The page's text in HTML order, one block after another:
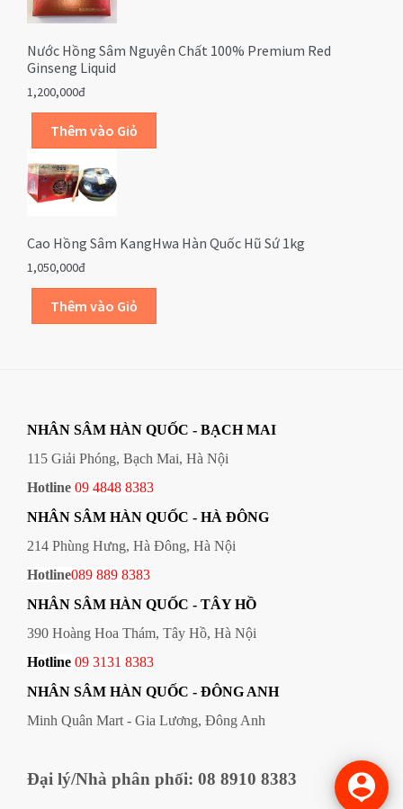
Nước Hồng Sâm Nguyên Chất 100% Premium Red
Ginseng Liquid
1,200,000đ
Cao Hồng Sâm KangHwa Hàn Quốc Hũ Sứ 1kg
1,050,000đ
NHÂN SÂM HÀN QUỐC - BẠCH MAI
115 Giải Phóng, Bạch Mai, Hà Nội
Hotline 09 4848 8383
NHÂN SÂM HÀN QUỐC - HÀ ĐÔNG
214 Phùng Hưng, Hà Đông, Hà Nội
Hotline089 889 8383
NHÂN SÂM HÀN QUỐC - TÂY HỒ
390 Hoàng Hoa Thám, Tây Hồ, Hà Nội
Hotline 09 3131 8383
NHÂN SÂM HÀN QUỐC - ĐÔNG ANH
Minh Quân Mart - Gia Lương, Đông Anh
Đại lý/Nhà phân phối: 08 8910 8383 